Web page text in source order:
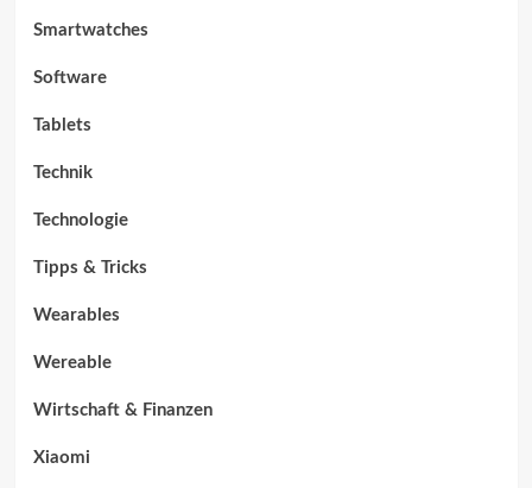
Smartwatches
Software
Tablets
Technik
Technologie
Tipps & Tricks
Wearables
Wereable
Wirtschaft & Finanzen
Xiaomi